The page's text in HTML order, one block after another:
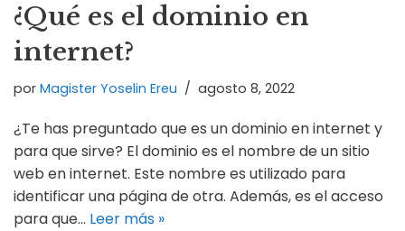
¿Qué es el dominio en
internet?
por Magister Yoselin Ereu agosto 8, 2022
¿Te has preguntado que es un dominio en internet y
para que sirve? El dominio es el nombre de un sitio
web en internet. Este nombre es utilizado para
identificar una página de otra. Además, es el acceso
para que… Leer más »